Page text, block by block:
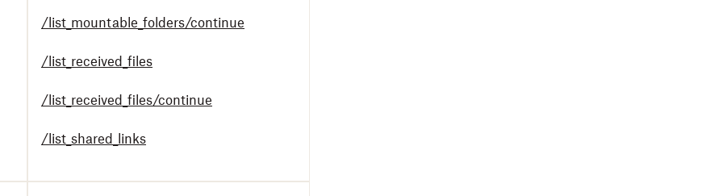
/list_mountable_folders/continue
/list_received_files
/list_received_files/continue
/list_shared_links